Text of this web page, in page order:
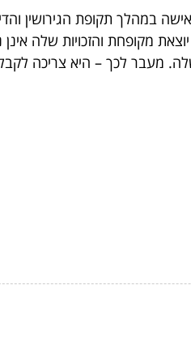
במהלך תקופת הגירושין
מקופחת והזכויות שלה אינן
מעבר לכך – היא צריכה